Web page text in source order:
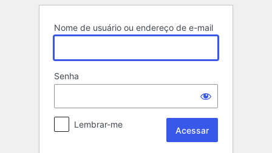
Nome de usuário ou endereço de e-mail
Senha
Lembrar-me